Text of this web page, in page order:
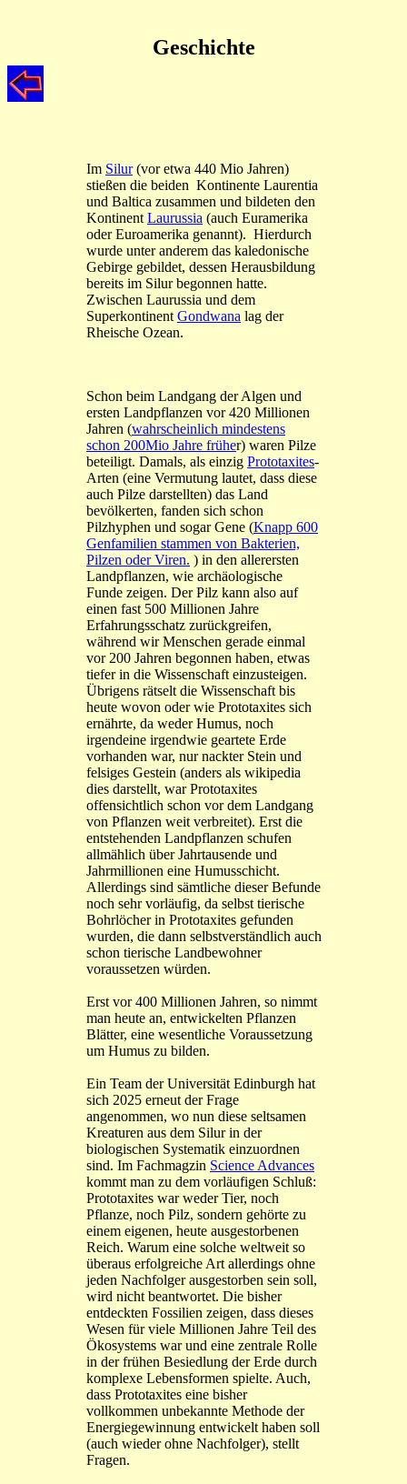
Geschichte
Im Silur(vor etwa 440 Mio Jahren)
stießen die beiden Kontinente Laurentia
und Baltica zusammen und bildeten den
Kontinent Laurussia (auch Euramerika
oder Euroamerika genannt). Hierdurch
wurde unter anderem das kaledonische
Gebirge gebildet, dessen Herausbildung
bereits im Silur begonnen hatte.
Zwischen Laurussia und dem
Superkontinent Gondwana lag der
Rheische Ozean.
Schon beim Landgang der Algen und
ersten Landpflanzen vor 420 Millionen
Jahren (wahrscheinlich mindestens
schon 200Mio Jahre früher) waren Pilze
beteiligt. Damals, als einzig Prototaxites-
Arten (eine Vermutung lautet, dass diese
auch Pilze darstellten) das Land
bevölkerten, fanden sich schon
Pilzhyphen und sogar Gene (Knapp 600
Genfamilien stammen von Bakterien,
Pilzen oder Viren. ) in den allerersten
Landpflanzen, wie archäologische
Funde zeigen. Der Pilz kann also auf
einen fast 500 Millionen Jahre
Erfahrungsschatz zurückgreifen,
während wir Menschen gerade einmal
vor 200 Jahren begonnen haben, etwas
tiefer in die Wissenschaft einzusteigen.
Übrigens rätselt die Wissenschaft bis
heute wovon oder wie Prototaxites sich
ernährte, da weder Humus, noch
irgendeine irgendwie geartete Erde
vorhanden war, nur nackter Stein und
felsiges Gestein (anders als wikipedia
dies darstellt, war Prototaxites
offensichtlich schon vor dem Landgang
von Pflanzen weit verbreitet). Erst die
entstehenden Landpflanzen schufen
allmählich über Jahrtausende und
Jahrmillionen eine Humusschicht.
Allerdings sind sämtliche dieser Befunde
noch sehr vorläufig, da selbst tierische
Bohrlöcher in Prototaxites gefunden
wurden, die dann selbstverständlich auch
schon tierische Landbewohner
voraussetzen würden.
Erst vor 400 Millionen Jahren, so nimmt
man heute an, entwickelten Pflanzen
Blätter, eine wesentliche Voraussetzung
um Humus zu bilden.
Ein Team der Universität Edinburgh hat
sich 2025 erneut der Frage
angenommen, wo nun diese seltsamen
Kreaturen aus dem Silur in der
biologischen Systematik einzuordnen
sind. Im Fachmagzin Science Advances
kommt man zu dem vorläufigen Schluß:
Prototaxites war weder Tier, noch
Pflanze, noch Pilz, sondern gehörte zu
einem eigenen, heute ausgestorbenen
Reich. Warum eine solche weltweit so
überaus erfolgreiche Art allerdings ohne
jeden Nachfolger ausgestorben sein soll,
wird nicht beantwortet. Die bisher
entdeckten Fossilien zeigen, dass dieses
Wesen für viele Millionen Jahre Teil des
Ökosystems war und eine zentrale Rolle
in der frühen Besiedlung der Erde durch
komplexe Lebensformen spielte. Auch,
dass Prototaxites eine bisher
vollkommen unbekannte Methode der
Energiegewinnung entwickelt haben soll
(auch wieder ohne Nachfolger), stellt
Fragen.